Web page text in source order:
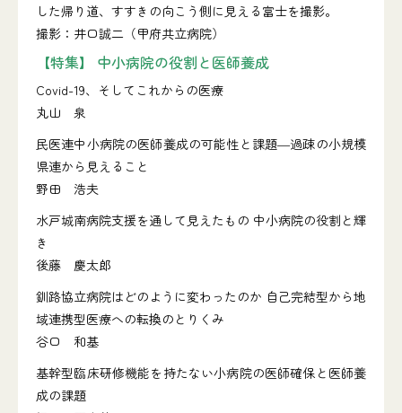
した帰り道、すすきの向こう側に見える富士を撮影。
撮影：井口誠二（甲府共立病院）
【特集】 中小病院の役割と医師養成
Covid-19、そしてこれからの医療
丸山 泉
民医連中小病院の医師養成の可能性と課題―過疎の小規模
県連から見えること
野田 浩夫
水戸城南病院支援を通して見えたもの 中小病院の役割と輝
き
後藤 慶太郎
釧路協立病院はどのように変わったのか 自己完結型から地
域連携型医療への転換のとりくみ
谷口 和基
基幹型臨床研修機能を持たない小病院の医師確保と医師養
成の課題